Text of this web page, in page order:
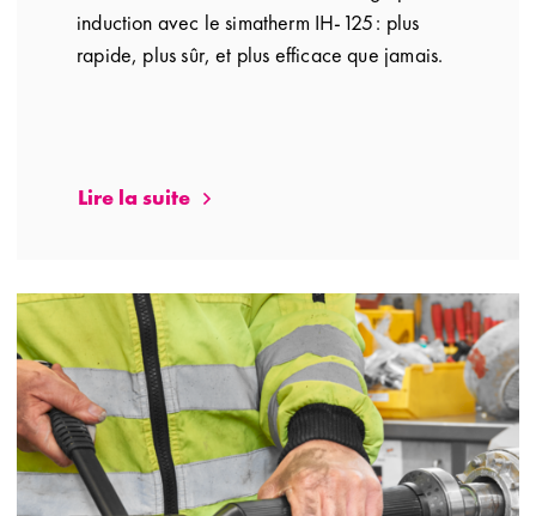
induction avec le simatherm IH‑125 : plus
rapide, plus sûr, et plus efficace que jamais.
Lire la suite